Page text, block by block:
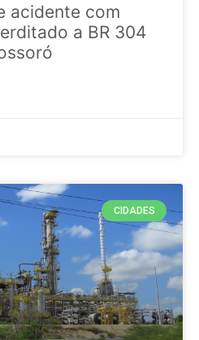
acidente com
a BR 304
CIDADES